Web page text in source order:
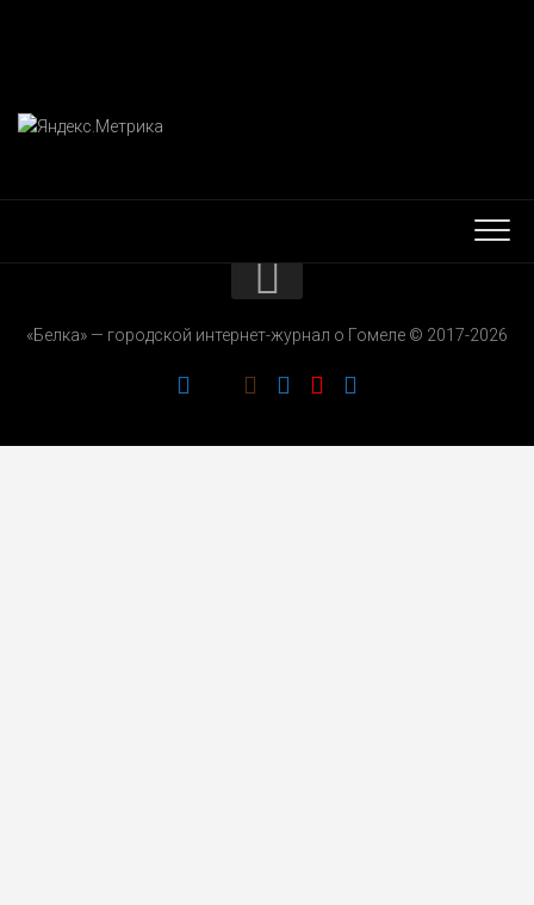
РЕКЛАМОДАТЕЛЯМ
«Белка» — городской интернет-журнал о Гомеле © 2017-2026